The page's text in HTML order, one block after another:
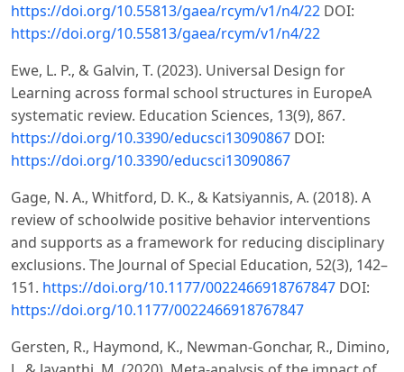
https://doi.org/10.55813/gaea/rcym/v1/n4/22 DOI:
https://doi.org/10.55813/gaea/rcym/v1/n4/22
Ewe, L. P., & Galvin, T. (2023). Universal Design for
Learning across formal school structures in EuropeA
systematic review. Education Sciences, 13(9), 867.
https://doi.org/10.3390/educsci13090867 DOI:
https://doi.org/10.3390/educsci13090867
Gage, N. A., Whitford, D. K., & Katsiyannis, A. (2018). A
review of schoolwide positive behavior interventions
and supports as a framework for reducing disciplinary
exclusions. The Journal of Special Education, 52(3), 142–
151. https://doi.org/10.1177/0022466918767847 DOI:
https://doi.org/10.1177/0022466918767847
Gersten, R., Haymond, K., Newman-Gonchar, R., Dimino,